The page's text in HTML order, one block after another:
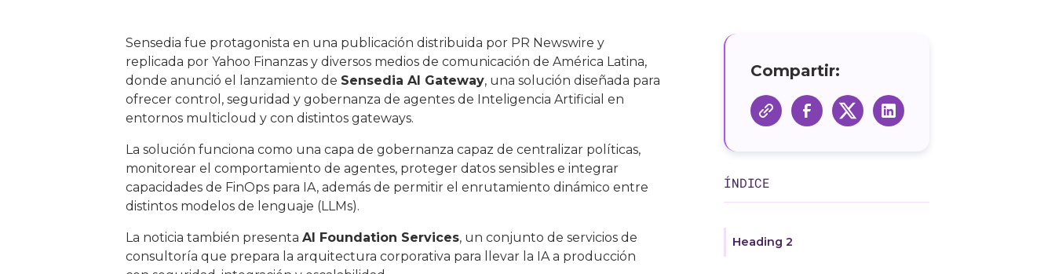
Sensedia fue protagonista en una publicación distribuida por PR Newswire y
replicada por Yahoo Finanzas y diversos medios de comunicación de América Latina,
donde anunció el lanzamiento de Sensedia AI Gateway, una solución diseñada para
ofrecer control, seguridad y gobernanza de agentes de Inteligencia Artificial en
entornos multicloud y con distintos gateways.
La solución funciona como una capa de gobernanza capaz de centralizar políticas,
monitorear el comportamiento de agentes, proteger datos sensibles e integrar
capacidades de FinOps para IA, además de permitir el enrutamiento dinámico entre
distintos modelos de lenguaje (LLMs).
La noticia también presenta AI Foundation Services, un conjunto de servicios de
consultoría que prepara la arquitectura corporativa para llevar la IA a producción
Compartir:
ÍNDICE
Heading 2